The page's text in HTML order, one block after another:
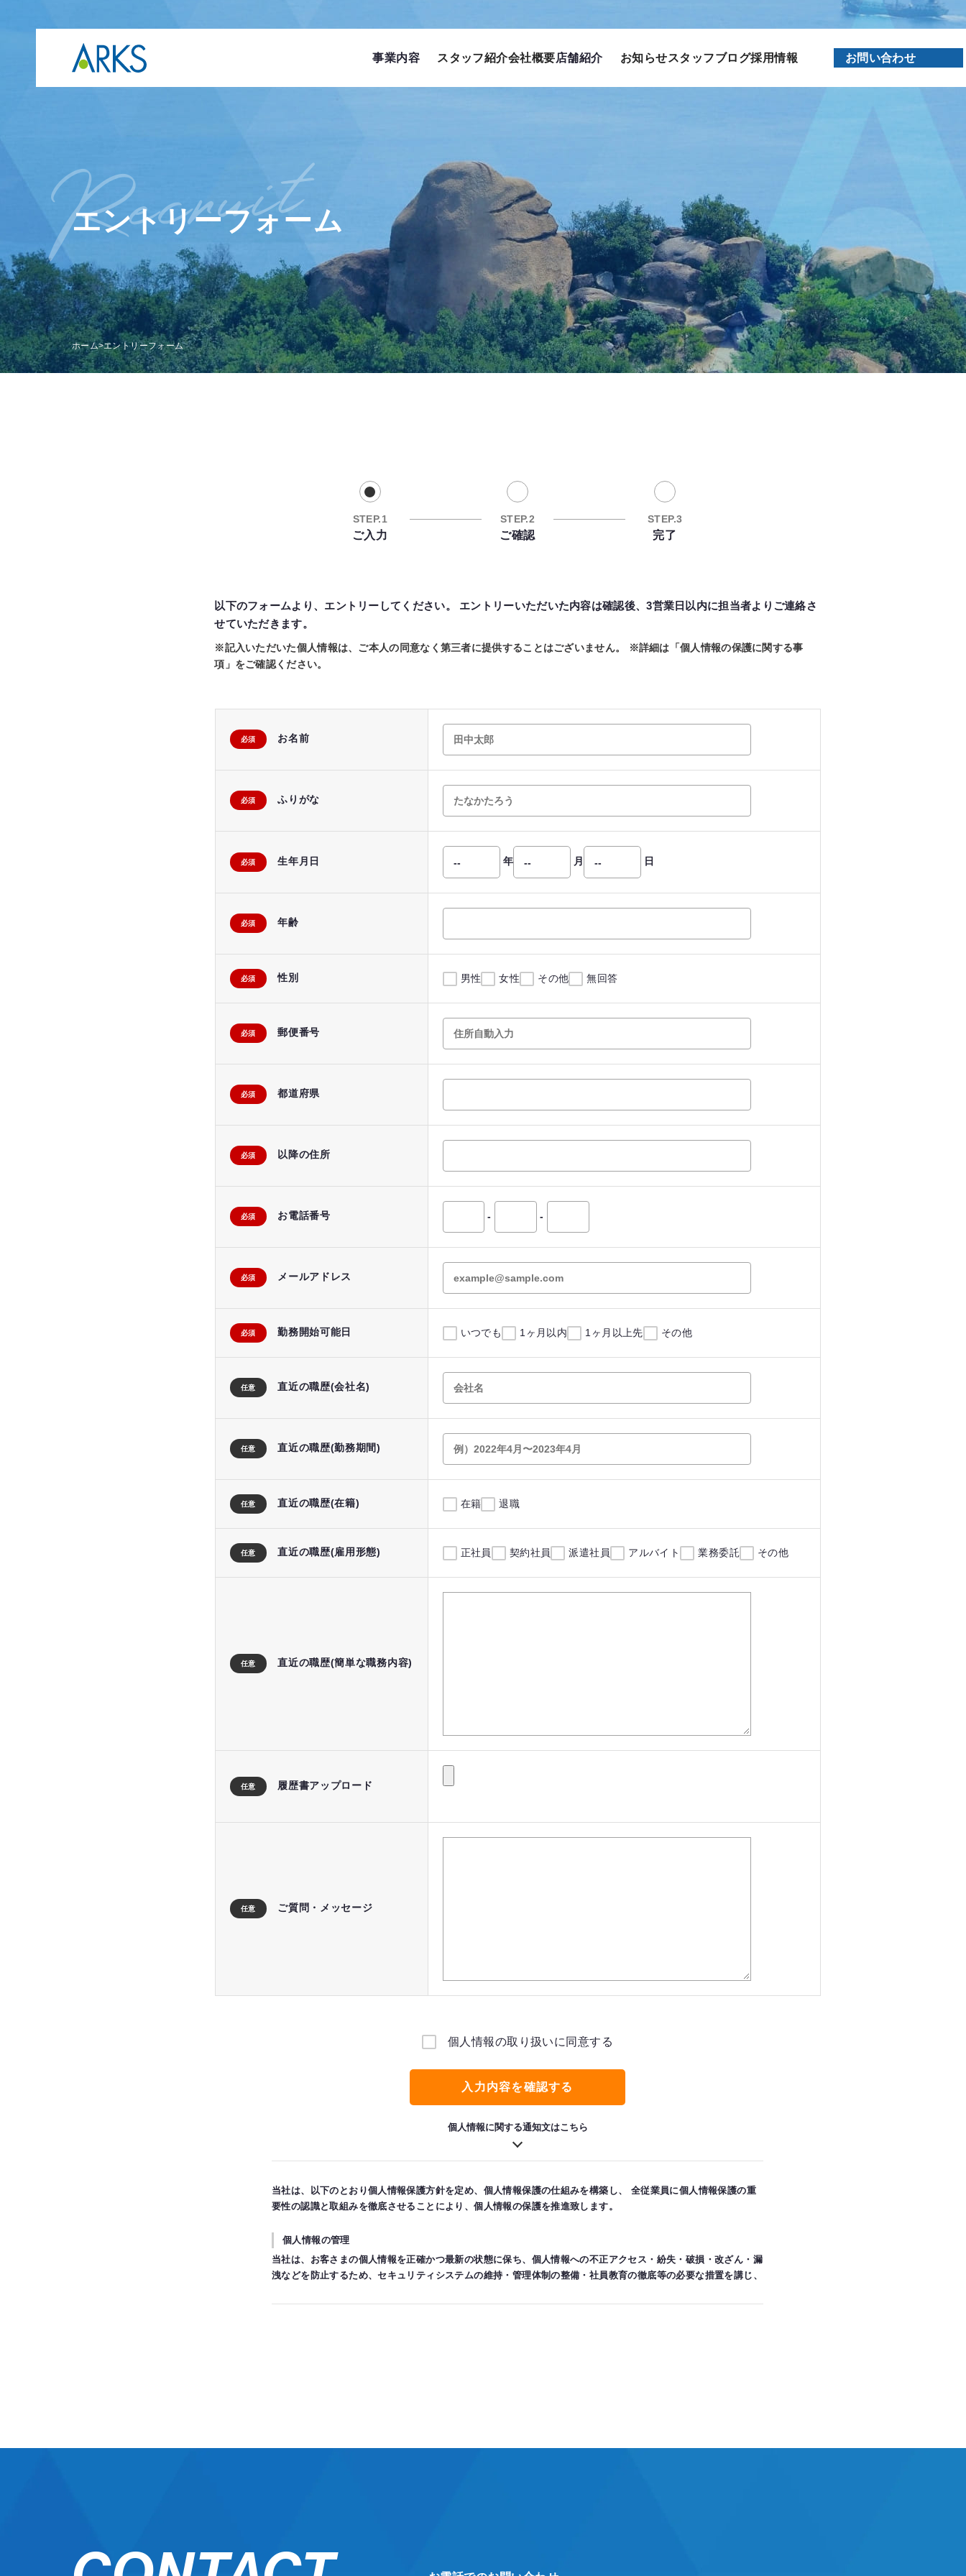
事業内容 スタッフ紹介会社概要店舗紹介 お知らせスタッフブログ採用情報 お問い合わせ
r
e
c
r
u
it
エントリーフォーム
ホーム>エントリーフォーム
STEP.1
ご入力
STEP.2
ご確認
STEP.3
完了
以下のフォームより、エントリーしてください。 エントリーいただいた内容は確認後、3営業日以内に担当者よりご連絡さ
せていただきます。
※記入いただいた個人情報は、ご本人の同意なく第三者に提供することはございません。 ※詳細は「個人情報の保護に関する事
項」をご確認ください。
必須 お名前
必須 ふりがな
必須 生年月日 年 月 日
必須 年齢
必須 性別 男性 女性 その他 無回答
必須 郵便番号
必須 都道府県
必須 以降の住所
必須 お電話番号 - -
必須 メールアドレス
必須 勤務開始可能日 いつでも 1ヶ月以内 1ヶ月以上先 その他
任意 直近の職歴(会社名)
任意 直近の職歴(勤務期間)
任意 直近の職歴(在籍) 在籍 退職
任意 直近の職歴(雇用形態) 正社員 契約社員 派遣社員 アルバイト 業務委託 その他
任意 直近の職歴(簡単な職務内容)
任意 履歴書アップロード
任意 ご質問・メッセージ
個人情報の取り扱いに同意する
入力内容を確認する
個人情報に関する通知文はこちら
当社は、以下のとおり個人情報保護方針を定め、個人情報保護の仕組みを構築し、 全従業員に個人情報保護の重
要性の認識と取組みを徹底させることにより、個人情報の保護を推進致します。
個人情報の管理
当社は、お客さまの個人情報を正確かつ最新の状態に保ち、個人情報への不正アクセス・紛失・破損・改ざん・漏
洩などを防止するため、セキュリティシステムの維持・管理体制の整備・社員教育の徹底等の必要な措置を講じ、
お客さまがご本人の個人情報の照会・修正・削除などをご希望される場合には、ご本人であることを確認の上、対